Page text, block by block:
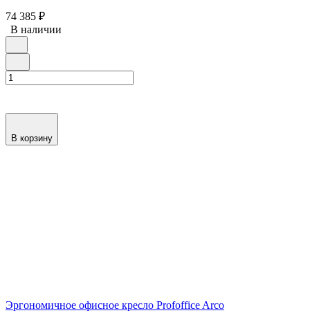
74 385 ₽
В наличии
В корзину
Эргономичное офисное кресло Profoffice Arco